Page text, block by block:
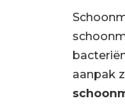
aanpak